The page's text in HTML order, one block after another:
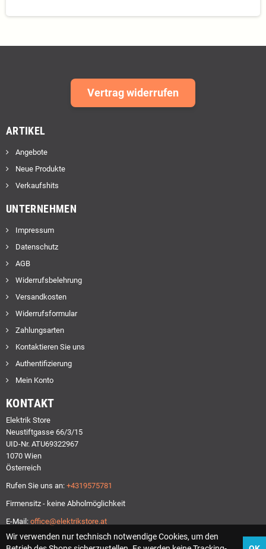
Vertrag widerrufen
ARTIKEL
Angebote
Neue Produkte
Verkaufshits
UNTERNEHMEN
Impressum
Datenschutz
AGB
Widerrufsbelehrung
Versandkosten
Widerrufsformular
Zahlungsarten
Kontaktieren Sie uns
Authentifizierung
Mein Konto
KONTAKT
Elektrik Store
Neustiftgasse 66/3/15
UID-Nr. ATU69322967
1070 Wien
Österreich
Rufen Sie uns an: +4319575781
Firmensitz - keine Abholmöglichkeit
E-Mail: office@elektrikstore.at
Wir verwenden nur technisch notwendige Cookies, um den